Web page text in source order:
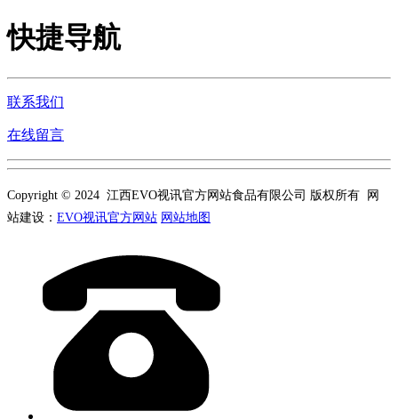
快捷导航
联系我们
在线留言
Copyright © 2024 江西EVO视讯官方网站食品有限公司 版权所有 网
站建设： EVO视讯官方网站 网站地图